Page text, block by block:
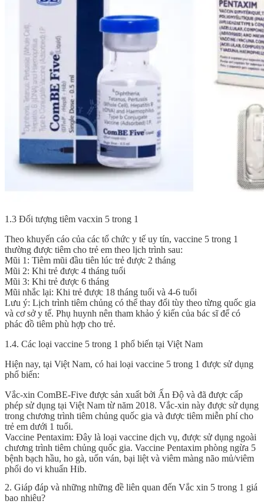
1.3 Đối tượng tiêm vacxin 5 trong 1
Theo khuyến cáo của các tổ chức y tế uy tín, vaccine 5 trong 1
thường được tiêm cho trẻ em theo lịch trình sau:
Mũi 1: Tiêm mũi đầu tiên lúc trẻ được 2 tháng
Mũi 2: Khi trẻ được 4 tháng tuổi
Mũi 3: Khi trẻ được 6 tháng
Mũi nhắc lại: Khi trẻ được 18 tháng tuổi và 4-6 tuổi
Lưu ý: Lịch trình tiêm chủng có thể thay đổi tùy theo từng quốc gia
và cơ sở y tế. Phụ huynh nên tham khảo ý kiến của bác sĩ để có
phác đồ tiêm phù hợp cho trẻ.
1.4. Các loại vaccine 5 trong 1 phổ biến tại Việt Nam
Hiện nay, tại Việt Nam, có hai loại vaccine 5 trong 1 được sử dụng
phổ biến:
Vắc-xin ComBE-Five được sản xuất bởi Ấn Độ và đã được cấp
phép sử dụng tại Việt Nam từ năm 2018. Vắc-xin này được sử dụng
trong chương trình tiêm chủng quốc gia và được tiêm miễn phí cho
trẻ em dưới 1 tuổi.
Vaccine Pentaxim: Đây là loại vaccine dịch vụ, được sử dụng ngoài
chương trình tiêm chủng quốc gia. Vaccine Pentaxim phòng ngừa 5
bệnh bạch hầu, ho gà, uốn ván, bại liệt và viêm màng não mủ/viêm
phổi do vi khuẩn Hib.
2. Giáp đáp và những những đề liên quan đến Vắc xin 5 trong 1 giá
bao nhiêu?